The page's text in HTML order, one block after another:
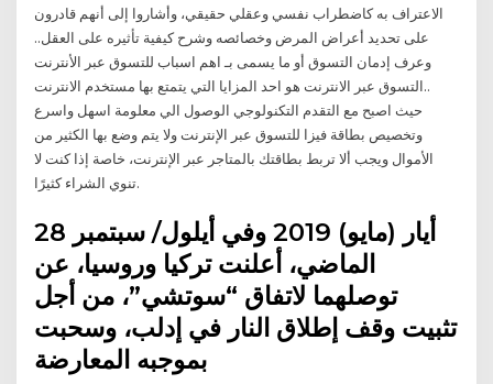
الاعتراف به كاضطراب نفسي وعقلي حقيقي، وأشاروا إلى أنهم قادرون
على تحديد أعراض المرض وخصائصه وشرح كيفية تأثيره على العقل..
وعرف إدمان التسوق أو ما يسمى بـ اهم اسباب للتسوق عبر الأنترنت
..التسوق عبر الانترنت هو احد المزايا التي يتمتع بها مستخدم الانترنت
حيث اصبح مع التقدم التكنولوجي الوصول الي معلومة اسهل واسرع
وتخصيص بطاقة فيزا للتسوق عبر الإنترنت ولا يتم وضع بها الكثير من
الأموال ويجب ألا تربط بطاقتك بالمتاجر عبر الإنترنت، خاصة إذا كنت لا
تنوي الشراء كثيرًا.
28 أيار (مايو) 2019 وفي أيلول/ سبتمبر
الماضي، أعلنت تركيا وروسيا، عن
توصلهما لاتفاق “سوتشي”، من أجل
تثبيت وقف إطلاق النار في إدلب، وسحبت